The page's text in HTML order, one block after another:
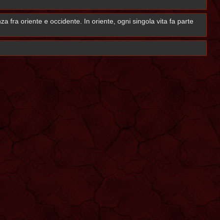
fra oriente e occidente. In oriente, ogni singola vita fa parte